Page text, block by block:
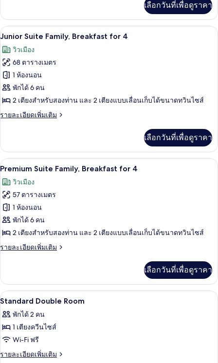
People
BreakFast
เกี่ยว
กับ
Royal
Family
Room
4
People
BreakFast
เลือกวันที่เพื่อดูราคา
เปิด
ภาพถ่าย
ทั้งหมด
ของ
Junior
Suite
Family,
Breakfast
4
ตู้นิรภัยในห้องพัก, โต๊ะทำงาน, พื้นที่ท
11
Junior Suite Family, Breakfast for 4
วิวเมือง
68 ตารางเมตร
1 ห้องนอน
พักได้ 6 คน
2 เตียงสำหรับสองท่าน และ 2 เตียงแบบเลื่อนเก็บได้ขนาดทวินไซส์
รายละเอียดเพิ่มเติม
ราย
เกี่ยว
กับ
Junior
Family,
Breakfast
for
4
เลือกวันที่เพื่อดูราคา
เปิด
ภาพถ่าย
ทั้งหมด
ของ
Premium
Suite
Family,
Breakfast
4
ตู้นิรภัยในห้องพัก, โต๊ะทำงาน, พื้นที่ท
11
Premium Suite Family, Breakfast for 4
วิวเมือง
57 ตารางเมตร
1 ห้องนอน
พักได้ 6 คน
2 เตียงสำหรับสองท่าน และ 2 เตียงแบบเลื่อนเก็บได้ขนาดทวินไซส์
รายละเอียดเพิ่มเติม
ราย
เกี่ยว
กับ
Premium
Family,
Breakfast
4
เลือกวันที่เพื่อดูราคา
เปิด
ภาพถ่าย
ทั้งหมด
ของ
Standard
ตู้นิรภัยในห้องพัก, โต๊ะทำงาน, พื้นที่ท
4
Standard Double Room
พักได้ 2 คน
1 เตียงควีนไซส์
Wi-Fi ฟรี
รายละเอียดเพิ่มเติม
ราย